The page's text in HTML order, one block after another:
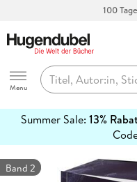
100
Hugendubel
Menu
Summer Sale: 13%
erfahren
Band 2